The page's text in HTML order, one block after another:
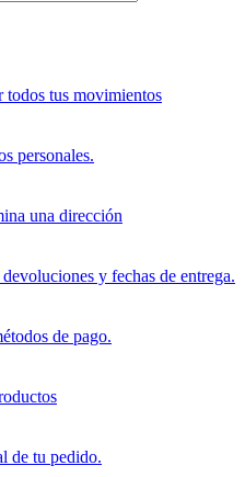
todos tus movimientos
personales.
una dirección
y fechas de entrega.
de pago.
de tu pedido.